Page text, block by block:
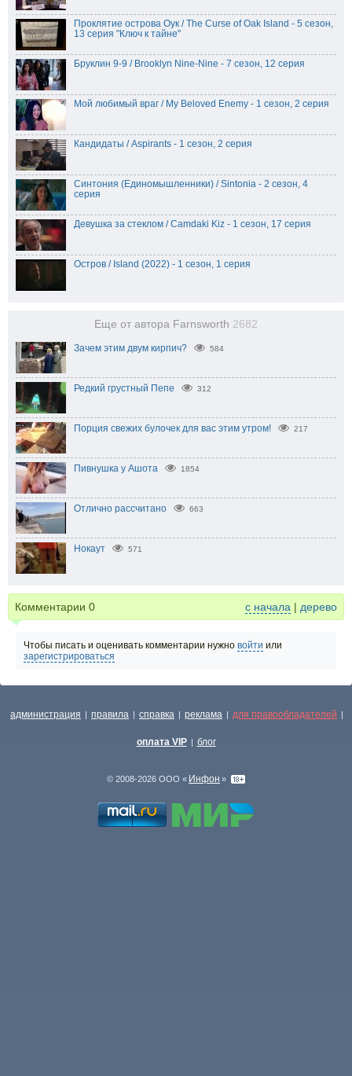
Проклятие острова Оук / The Curse of Oak Island - 5 сезон,
13 серия "Ключ к тайне"
Бруклин 9-9 / Brooklyn Nine-Nine - 7 сезон, 12 серия
Мой любимый враг / My Beloved Enemy - 1 сезон, 2 серия
Кандидаты / Aspirants - 1 сезон, 2 серия
Синтония (Единомышленники) / Sintonia - 2 сезон, 4
серия
Девушка за стеклом / Camdaki Kiz - 1 сезон, 17 серия
Остров / Island (2022) - 1 сезон, 1 серия
Еще от автора Farnsworth 2682
Зачем этим двум кирпич? 584
Редкий грустный Пепе 312
Порция свежих булочек для вас этим утром! 217
Пивнушка у Ашота 1854
Отлично рассчитано 663
Нокаут 571
Комментарии 0 с начала | дерево
Чтобы писать и оценивать комментарии нужно войти или
зарегистрироваться
администрация | правила | справка | реклама | для правообладателей |
оплата VIP | блог
© 2008-2026 ООО « Инфон »